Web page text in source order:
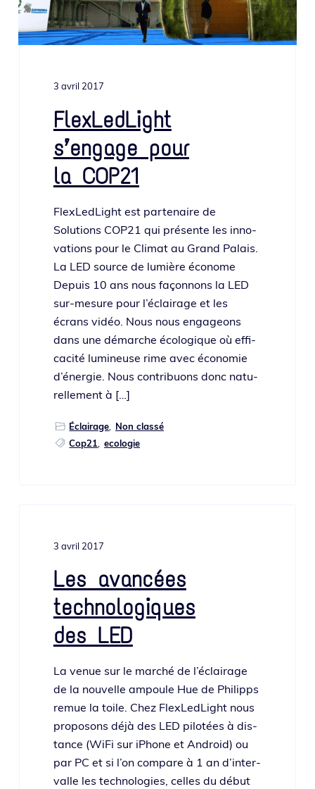
3 avril 2017
FlexLedLight
s’engage pour
la COP21
FlexLedLight est par­te­naire de
Solutions COP21 qui pré­sente les inno­
va­tions pour le Climat au Grand Palais.
La LED source de lumière éco­nome
Depuis 10 ans nous façon­nons la LED
sur-mesure pour l’é­clai­rage et les
écrans vidéo. Nous nous enga­geons
dans une démarche éco­lo­gique où effi­
ca­ci­té lumi­neuse rime avec éco­no­mie
d’énergie. Nous contri­buons donc natu­
rel­le­ment à […]
Éclairage
Non classé
Cop21
ecologie
3 avril 2017
Les avancées
technologiques
des LED
La venue sur le mar­ché de l’é­clai­rage
de la nou­velle ampoule Hue de Philipps
remue la toile. Chez FlexLedLight nous
pro­po­sons déjà des LED pilo­tées à dis­
tance (WiFi sur iPhone et Android) ou
par PC et si l’on com­pare à 1 an d’in­ter­
valle les tech­no­lo­gies, celles du début